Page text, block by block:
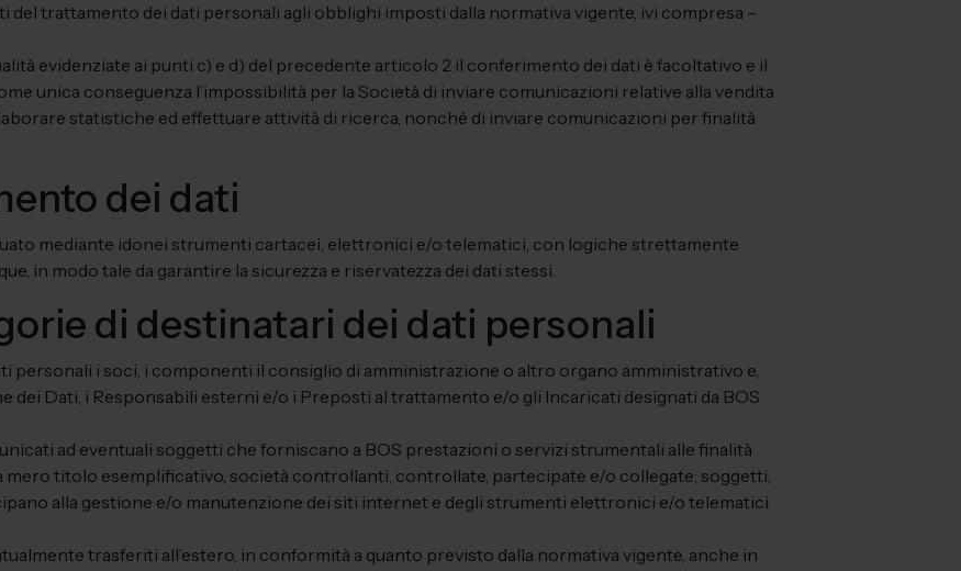
del trattamento dei dati personali agli obblighi imposti dalla normativa vigente, ivi compresa –
evidenziate ai punti c) e d) del precedente articolo 2 il conferimento dei dati è facoltativo e il
unica conseguenza l’impossibilità per la Società di inviare comunicazioni relative alla vendita
statistiche ed effettuare attività di ricerca, nonché di inviare comunicazioni per finalità
dei dati
mediante idonei strumenti cartacei, elettronici e/o telematici, con logiche strettamente
in modo tale da garantire la sicurezza e riservatezza dei dati stessi.
di destinatari dei dati personali
personali i soci, i componenti il consiglio di amministrazione o altro organo amministrativo e,
dei Dati, i Responsabili esterni e/o i Preposti al trattamento e/o gli Incaricati designati da BOS
ad eventuali soggetti che forniscano a BOS prestazioni o servizi strumentali alle finalità
mero titolo esemplificativo, società controllanti, controllate, partecipate e/o collegate; soggetti,
alla gestione e/o manutenzione dei siti internet e degli strumenti elettronici e/o telematici
trasferiti all’estero, in conformità a quanto previsto dalla normativa vigente, anche in